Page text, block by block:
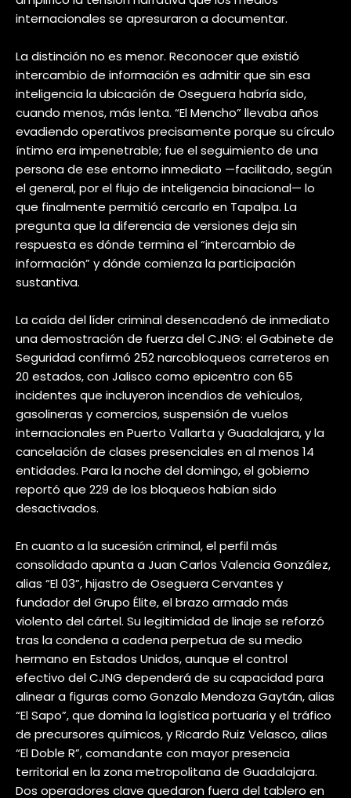
internacionales se apresuraron a documentar.
La distinción no es menor. Reconocer que existió
intercambio de información es admitir que sin esa
inteligencia la ubicación de Oseguera habría sido,
cuando menos, más lenta. “El Mencho” llevaba años
evadiendo operativos precisamente porque su círculo
íntimo era impenetrable; fue el seguimiento de una
persona de ese entorno inmediato —facilitado, según
el general, por el flujo de inteligencia binacional— lo
que finalmente permitió cercarlo en Tapalpa. La
pregunta que la diferencia de versiones deja sin
respuesta es dónde termina el “intercambio de
información” y dónde comienza la participación
sustantiva.
La caída del líder criminal desencadenó de inmediato
una demostración de fuerza del CJNG: el Gabinete de
Seguridad confirmó 252 narcobloqueos carreteros en
20 estados, con Jalisco como epicentro con 65
incidentes que incluyeron incendios de vehículos,
gasolineras y comercios, suspensión de vuelos
internacionales en Puerto Vallarta y Guadalajara, y la
cancelación de clases presenciales en al menos 14
entidades. Para la noche del domingo, el gobierno
reportó que 229 de los bloqueos habían sido
desactivados.
En cuanto a la sucesión criminal, el perfil más
consolidado apunta a Juan Carlos Valencia González,
alias “El 03”, hijastro de Oseguera Cervantes y
fundador del Grupo Élite, el brazo armado más
violento del cártel. Su legitimidad de linaje se reforzó
tras la condena a cadena perpetua de su medio
hermano en Estados Unidos, aunque el control
efectivo del CJNG dependerá de su capacidad para
alinear a figuras como Gonzalo Mendoza Gaytán, alias
“El Sapo”, que domina la logística portuaria y el tráfico
de precursores químicos, y Ricardo Ruiz Velasco, alias
“El Doble R”, comandante con mayor presencia
territorial en la zona metropolitana de Guadalajara.
Dos operadores clave quedaron fuera del tablero en